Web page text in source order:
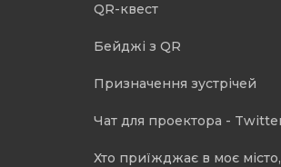
QR-квест
Бейджі з QR
Призначення зустрічей
Чат для проектора -
Хто приїжджає в моє місто,